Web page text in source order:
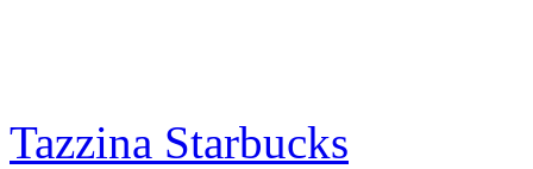
Tazzina Starbucks